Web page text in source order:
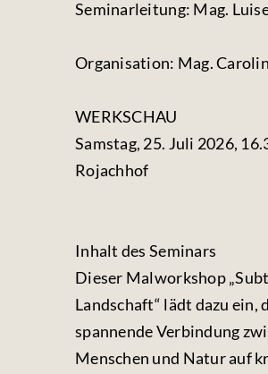
Seminarleitung: Mag.
Organisation: Mag.
WERKSCHAU
Samstag, 25. Juli 2026,
Rojachhof
Inhalt des Seminars
Dieser Malworkshop
Landschaft“ lädt dazu ein,
spannende Verbindung
Menschen und Natur auf